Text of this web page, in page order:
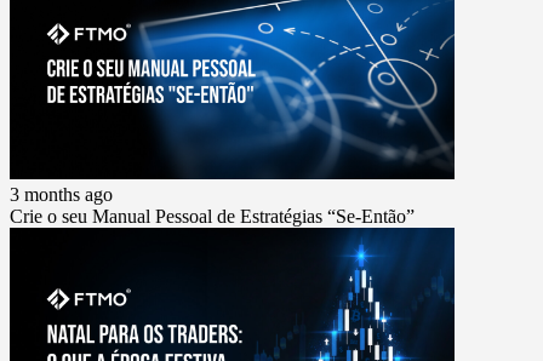
3 months ago
Crie o seu Manual Pessoal de Estratégias “Se-Então”